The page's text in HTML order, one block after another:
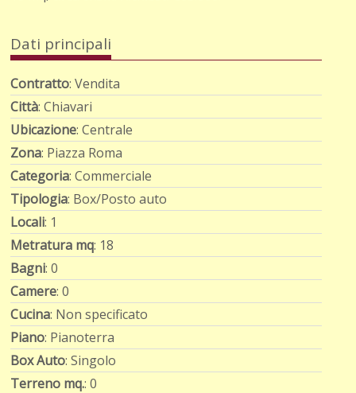
Dati principali
Contratto: Vendita
Città: Chiavari
Ubicazione: Centrale
Zona: Piazza Roma
Categoria: Commerciale
Tipologia: Box/Posto auto
Locali: 1
Metratura mq: 18
Bagni: 0
Camere: 0
Cucina: Non specificato
Piano: Pianoterra
Box Auto: Singolo
Terreno mq.: 0